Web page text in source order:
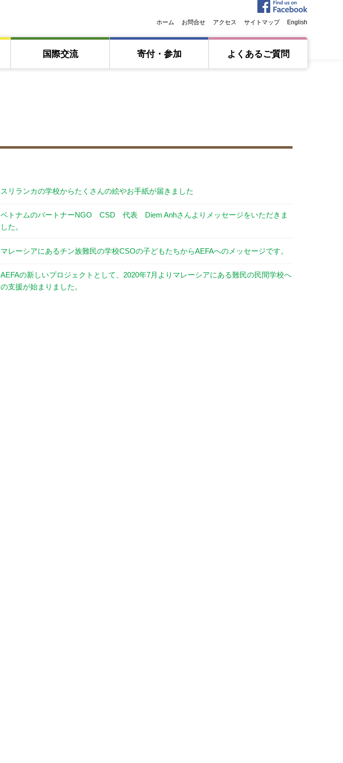
ホーム お問合せ アクセス サイトマップ English
国際交流 寄付・参加 よくあるご質問
スリランカの学校からたくさんの絵やお手紙が届きました
ベトナムのパートナーNGO CSD 代表 Diem Anhさんよりメッセージをいただきま
した。
マレーシアにあるチン族難民の学校CSOの子どもたちからAEFAへのメッセージです。
AEFAの新しいプロジェクトとして、2020年7月よりマレーシアにある難民の民間学校へ
の支援が始まりました。